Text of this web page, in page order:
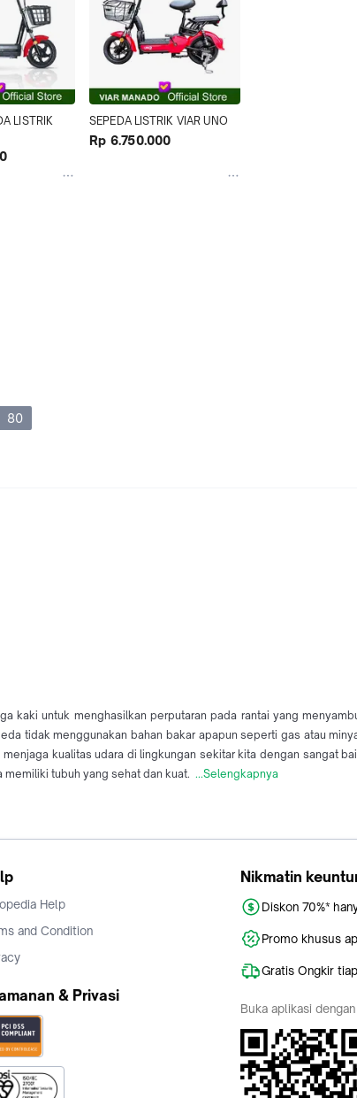
LISTRIK
SEPEDA LISTRIK VIAR UNO
Rp 6.750.000
80
kaki untuk menghasilkan perputaran pada rantai yang
tidak menggunakan bahan bakar apapun seperti gas atau
kualitas udara di lingkungan sekitar kita dengan sangat
tubuh yang sehat dan kuat. ...Selengkapnya
Help
and Condition
& Privasi
Nikmatin
Diskon 70%*
Promo khusus
Gratis Ongkir
Buka aplikasi